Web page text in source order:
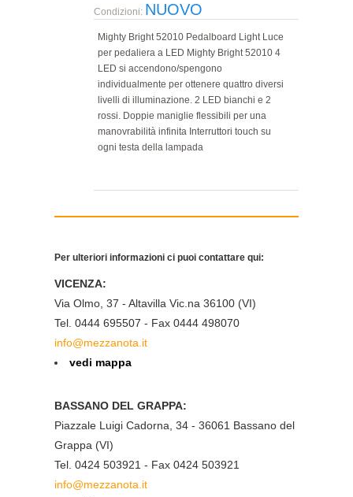
Condizioni: NUOVO
Mighty Bright 52010 Pedalboard Light Luce
per pedaliera a LED Mighty Bright 52010 4
LED si accendono/spengono
individualmente per ottenere quattro diversi
livelli di illuminazione. 2 LED bianchi e 2
rossi. Doppie maniglie flessibili per una
manovrabilità infinita Interruttori touch su
ogni testa della lampada
Per ulteriori informazioni ci puoi contattare qui:
VICENZA:
Via Olmo, 37 - Altavilla Vic.na 36100 (VI)
Tel. 0444 695507 - Fax 0444 498070
info@mezzanota.it
vedi mappa
BASSANO DEL GRAPPA:
Piazzale Luigi Cadorna, 34 - 36061 Bassano del
Grappa (VI)
Tel. 0424 503921 - Fax 0424 503921
info@mezzanota.it